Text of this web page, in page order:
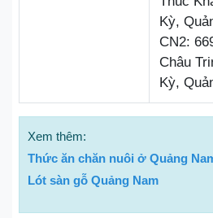
Kỳ,
CN2:
Châu
Kỳ,
Xem thêm:
Thức ăn chăn nuôi ở Quảng
Lót sàn gỗ Quảng Nam